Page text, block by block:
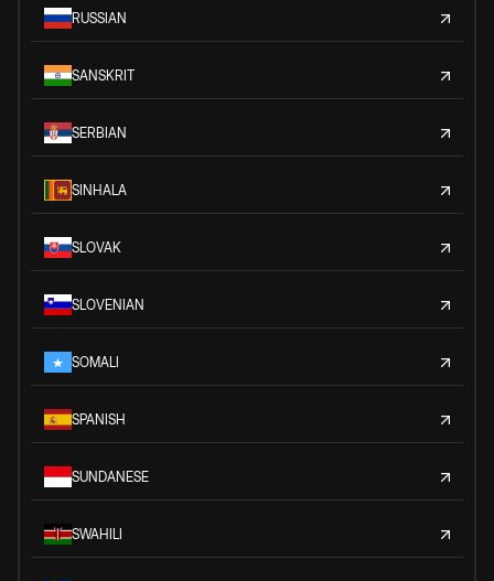
RUSSIAN
SANSKRIT
SERBIAN
SINHALA
SLOVAK
SLOVENIAN
SOMALI
SPANISH
SUNDANESE
SWAHILI